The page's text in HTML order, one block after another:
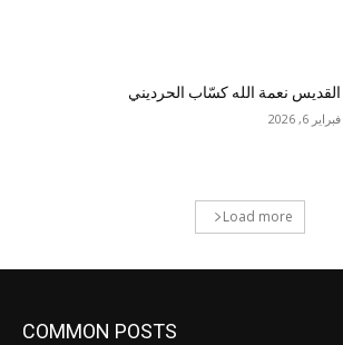
القديس نعمة الله كسّاب الحرديني
فبراير 6, 2026
Load more
COMMON POSTS